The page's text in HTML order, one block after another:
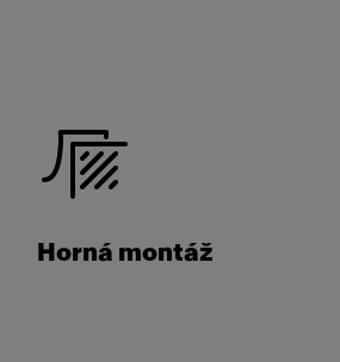
Horná montáž